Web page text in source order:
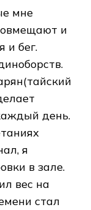
мне
и
и бег.
день.
я
в зале.
вес на
стал